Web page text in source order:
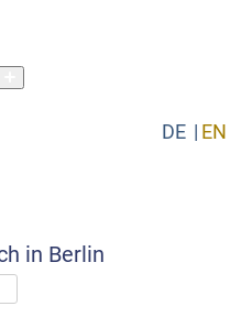
DE EN
in Berlin